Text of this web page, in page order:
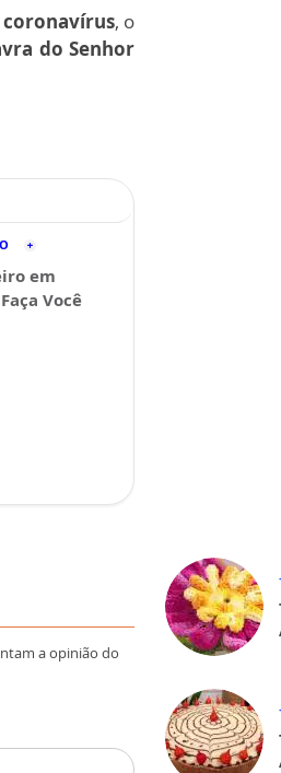
, o
do Senhor
em
Você
a opinião do